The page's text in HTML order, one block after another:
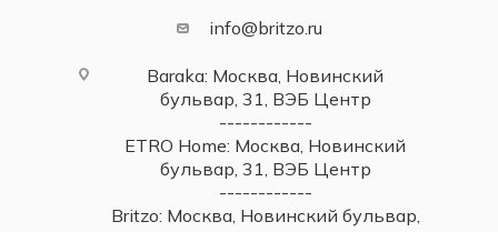
info@britzo.ru
Baraka: Москва, Новинский
бульвар, 31, ВЭБ Центр
------------
ETRO Home: Москва, Новинский
бульвар, 31, ВЭБ Центр
------------
Britzo: Москва, Новинский бульвар,